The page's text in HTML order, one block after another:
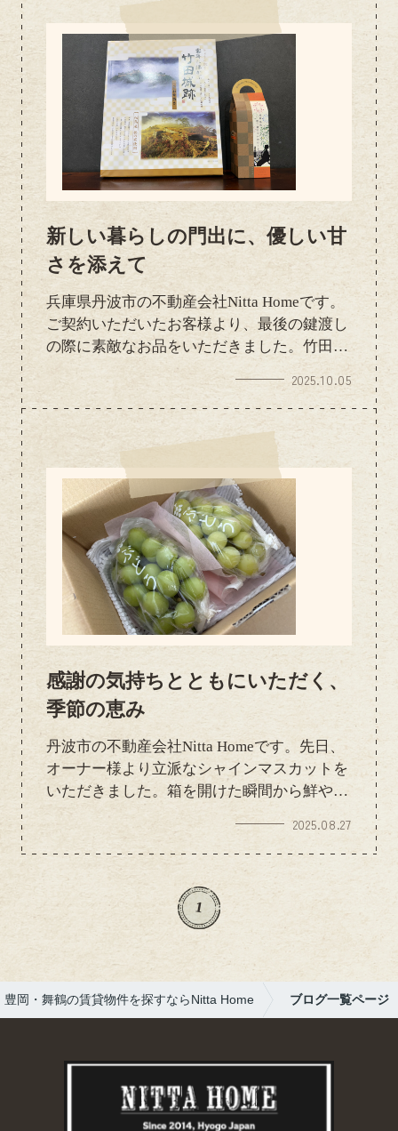
くて幸せなひとときを、ありがとうございま
した☆彡
新しい暮らしの門出に、優しい甘
さを添えて
兵庫県丹波市の不動産会社Nitta Homeです。
ご契約いただいたお客様より、最後の鍵渡し
の際に素敵なお品をいただきました。竹田城
跡や城崎温泉にちなんだパッケージも素敵
で、心遣いがとても嬉しかったです。新しい
生活のスタートをお手伝いできたことを、ス
タッフ一同うれしく思っております。これか
らの毎日が笑顔あふれる日々となりますよう
に。
2025.10.05
感謝の気持ちとともにいただく、
季節の恵み
丹波市の不動産会社Nitta Homeです。先日、
オーナー様より立派なシャインマスカットを
いただきました。箱を開けた瞬間から鮮やか
な黄緑色の粒が輝いていて、まるで宝石のよ
う。スタッフ一同「わぁ！」と声があがるほ
ど、美しい見た目でした。実際に口にしてみ
ると、皮ごと食べられるパリッとした食感
と、広がる甘さが絶妙で、思わず笑顔に。仕
事の合間にいただいたひと粒が、心も体も元
気にしてくれるようでした。旬の味覚をお心
遣いいただき、本当にありがとうございま
す。これからもスタッフ一同、皆さまに喜ん
でいただけるよう精一杯務めてまいります。
2025.08.27
1
豊岡・舞鶴の賃貸物件を探すならNitta Home ブログ一覧ページ